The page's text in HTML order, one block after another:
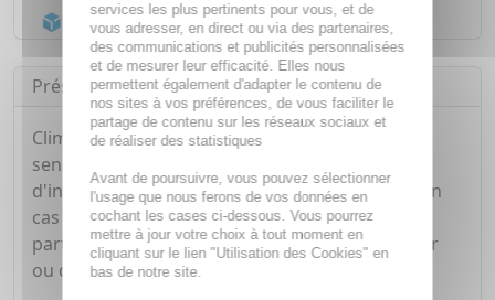
Acheminement Chronoposten 24h*
Présentation
ClimaxolGel certifié bio aide à soulager les
sensations de pesanteur et les manifestations
d'inconfort des jambes fatiguées, notamment en
cas de station debout ou assise prolongée, en
particulier pendant les périodes de forte chaleur
ou de canicule.
services les plus pertinents pour vous, et de
vous adresser, en direct ou via des partenaires,
des communications et publicités personnalisées
et de mesurer leur efficacité. Elles nous
permettent également d'adapter le contenu de
nos sites à vos préférences, de vous faciliter le
partage de contenu sur les réseaux sociaux et
de réaliser des statistiques
Avant de poursuivre, vous pouvez sélectionner
l'usage que nous ferons de vos données en
cochant les cases ci-dessous. Vous pourrez
mettre à jour votre choix à tout moment en
cliquant sur le lien "Utilisation des Cookies" en
bas de notre site.